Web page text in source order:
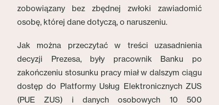
zobowiązany bez zbędnej zwłoki zawiadomić
osobę, której dane dotyczą, o naruszeniu.
Jak można przeczytać w treści uzasadnienia
decyzji Prezesa, były pracownik Banku po
zakończeniu stosunku pracy miał w dalszym ciągu
dostęp do Platformy Usług Elektronicznych ZUS
(PUE ZUS) i danych osobowych 10 500